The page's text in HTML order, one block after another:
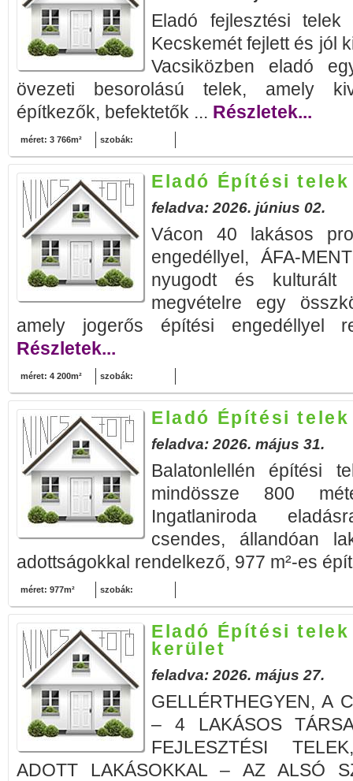
Eladó fejlesztési
Kecskemét fejlett és jól
Vacsiközben eladó
övezeti besorolású telek, amely
építkezők, befektetők ... Részletek...
méret: 3 766m² szobák:
Eladó Építési telek
feladva: 2026. június 02.
Vácon 40 lakásos
engedéllyel, ÁFA-
nyugodt és kulturált
megvételre egy
amely jogerős építési engedéllyel
Részletek...
méret: 4 200m² szobák:
Eladó Építési
feladva: 2026. május 31.
Balatonlellén építési
mindössze 800
Ingatlaniroda
csendes, állandóan
adottságokkal rendelkező, 977 m²-es
méret: 977m² szobák:
Eladó Építési
kerület
feladva: 2026. május 27.
GELLÉRTHEGYEN, A
– 4 LAKÁSOS
FEJLESZTÉSI
ADOTT LAKÁSOKKAL – AZ ALSÓ